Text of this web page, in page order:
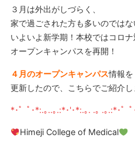
３月は外出がしづらく、
家で過ごされた方も多いのではな
いよいよ新学期！本校ではコロナ
オープンキャンパスを再開！
４月のオープンキャンパス情報を
更新したので、こちらでご紹介
*･゜ﾟ･*:.｡..｡.:*･'･*:.｡. .｡ .｡.:*･゜
Himeji College of Medical